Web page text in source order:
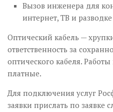
Вызов инженера для
интернет, ТВ и
Оптический кабель —
ответственность за
оптического кабеля.
платные.
Для подключения услуг
заявки прислать по